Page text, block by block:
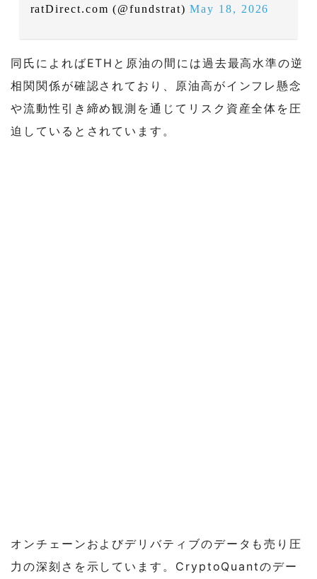
ratDirect.com (@fundstrat)May 18, 2026
同氏によればETHと原油の間には過去最高水準の逆
相関関係が確認されており、原油高がインフレ懸念
や流動性引き締め観測を通じてリスク資産全体を圧
迫しているとされています。
オンチェーンおよびデリバティブのデータも売り圧
力の深刻さを示しています。CryptoQuantのデー